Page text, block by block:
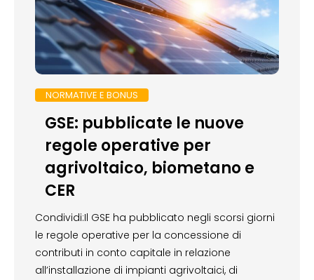
NORMATIVE E BONUS
GSE: pubblicate le nuove
regole operative per
agrivoltaico, biometano e
CER
Condividi:Il GSE ha pubblicato negli scorsi giorni
le regole operative per la concessione di
contributi in conto capitale in relazione
all’installazione di impianti agrivoltaici, di